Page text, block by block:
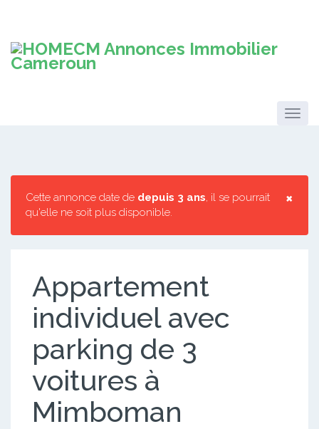
×
Cette annonce date de depuis 3 ans, il se pourrait
qu'elle ne soit plus disponible.
Appartement
individuel avec
parking de 3
voitures à
Mimboman